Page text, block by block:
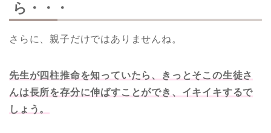
ら・・・
さらに、親子だけではありませんね。
先生が四柱推命を知っていたら、きっとそこの生徒さ
んは長所を存分に伸ばすことができ、イキイキするで
しょう。